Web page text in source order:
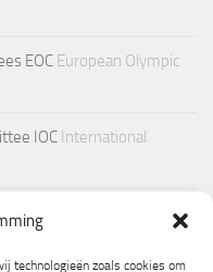
technologieën zoals cookies om
EOC European Olympic
IOC International